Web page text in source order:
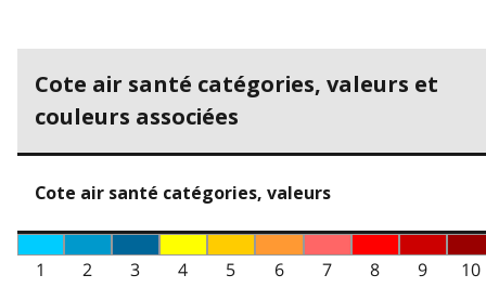
Cote air santé catégories, valeurs et
couleurs associées
Cote air santé catégories, valeurs
1 2 3 4 5 6 7 8 9
10